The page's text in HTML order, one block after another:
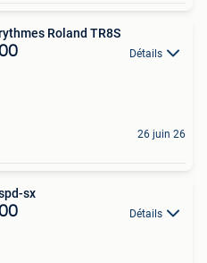
Roland TR8S
Détails
26 juin 26
sx
Détails